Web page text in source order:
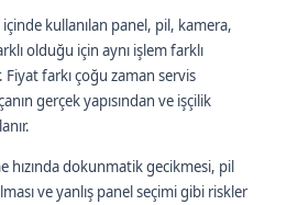
içinde kullanılan panel, pil, kamera,
olduğu için aynı işlem farklı
farkı çoğu zaman servis
gerçek yapısından ve işçilik
hızında dokunmatik gecikmesi, pil
ve yanlış panel seçimi gibi riskler